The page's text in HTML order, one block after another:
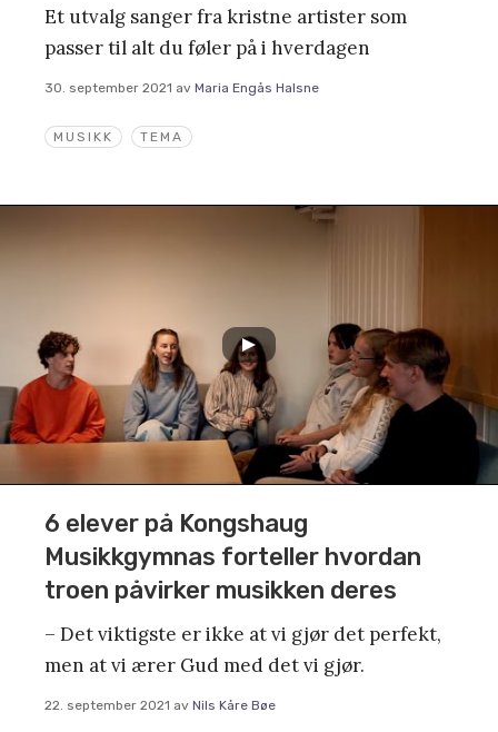
MUSIKK TEMA
Et utvalg sanger fra kristne artister som
passer til alt du føler på i hverdagen
30. september 2021 av Maria Engås Halsne
6 elever på Kongshaug
Musikkgymnas forteller hvordan
troen påvirker musikken deres
– Det viktigste er ikke at vi gjør det perfekt,
men at vi ærer Gud med det vi gjør.
22. september 2021 av Nils Kåre Bøe